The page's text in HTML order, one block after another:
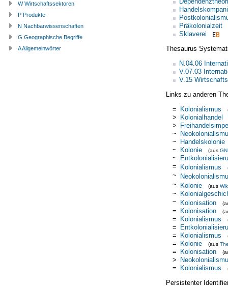
Präkolonialzeit
Sklaverei
Thesaurus
N.04.06
V.07.03
V.15
Links zu anderen
= Kolonialismus
> Kolonialhandel
>
~
~ Handelskolonie
~ Kolonie (aus
~
= Kolonialismus
~
~ Kolonie (aus
~
~ Kolonisation
= Kolonisation
= Kolonialismus
=
= Kolonialismus
= Kolonie (aus
= Kolonisation
>
= Kolonialismus
Persistenter
W Wirtschaftssektoren
P Produkte
N Nachbarwissenschaften
G Geographische Begriffe
A Allgemeinwörter